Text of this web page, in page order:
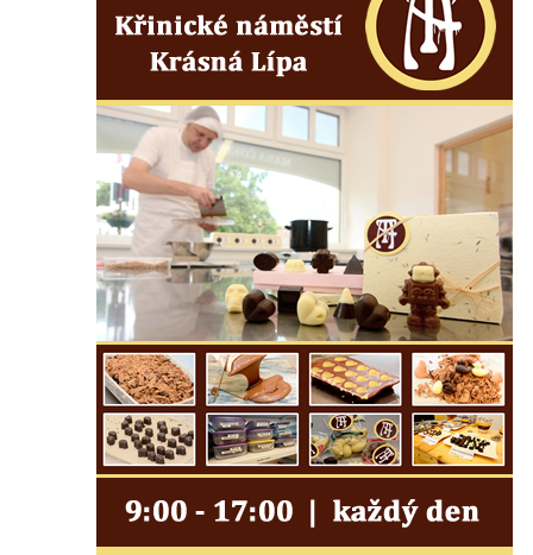
35 v Mikulášovicích
Schneiderův kříž před domem čp. 55 v
Mikulášovicích
Kříž na Kostelní stezce v Mikulášovicích
Maazův kříž na Kostelní stezce v
Mikulášovicích
Boží muka na Kostelní stezce v
Mikulášovicích
Franzeho kříž u domu čp. 356 v
Mikulášovicích
Hammerberský kříž na křižovatce mezi
domy čp. 739 a 758 v Mikulášovicích
Kříž Johannese Herlta poblíž domu čp. 428
v Mikulášovicích
Drascheho kříž na zahradě domu čp. 915 v
Mikulášovicích